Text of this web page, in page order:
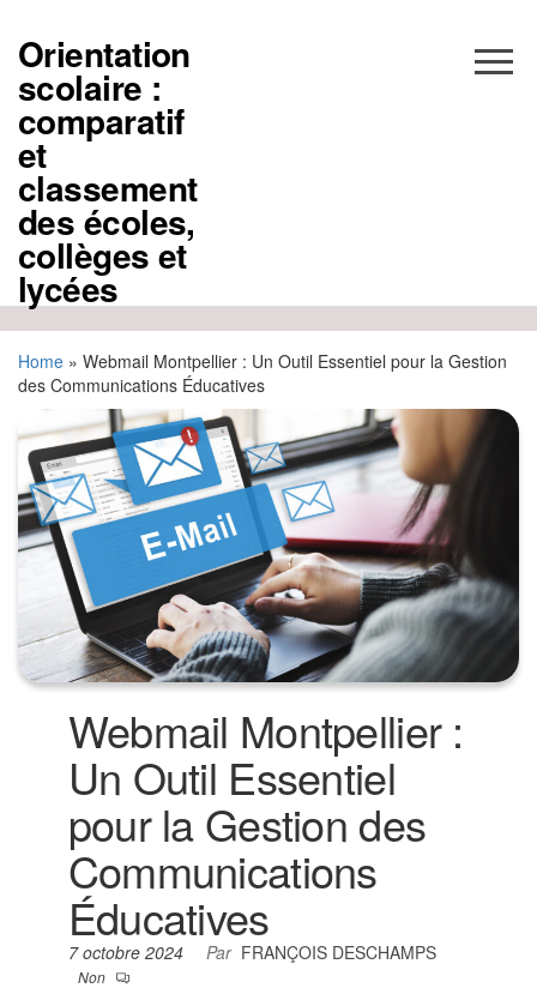
contenu
Orientation
scolaire :
comparatif
et
classement
des écoles,
collèges et
lycées
Home » Webmail Montpellier : Un Outil Essentiel pour la Gestion
des Communications Éducatives
Webmail Montpellier :
Un Outil Essentiel
pour la Gestion des
Communications
Éducatives
7 octobre 2024 Par FRANÇOIS DESCHAMPS
Non